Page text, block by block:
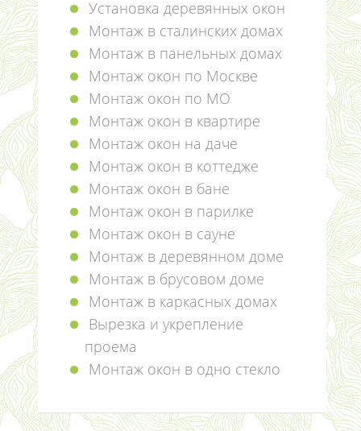
Установка деревянных окон
Монтаж в сталинских домах
Монтаж в панельных домах
Монтаж окон по Москве
Монтаж окон по МО
Монтаж окон в квартире
Монтаж окон на даче
Монтаж окон в коттедже
Монтаж окон в бане
Монтаж окон в парилке
Монтаж окон в сауне
Монтаж в деревянном доме
Монтаж в брусовом доме
Монтаж в каркасных домах
Вырезка и укрепление
проема
Монтаж окон в одно стекло